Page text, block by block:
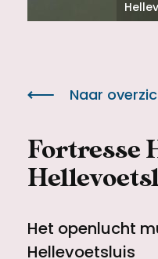
Fortresse
Het openlucht
Hellevoetsluis
Naar